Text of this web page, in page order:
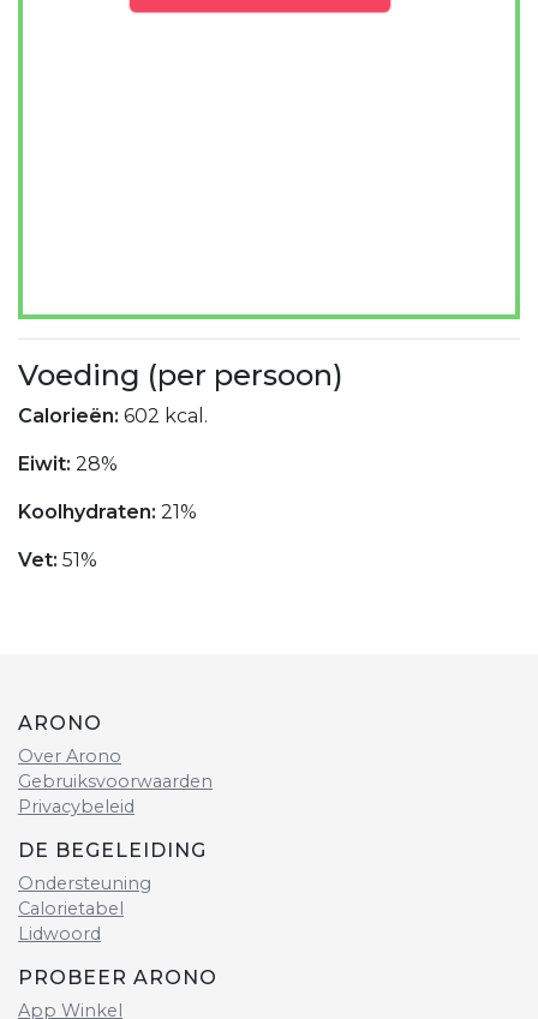
Voeding (per persoon)
Calorieën: 602 kcal.
Eiwit: 28%
Koolhydraten: 21%
Vet: 51%
ARONO
Over Arono
Gebruiksvoorwaarden
Privacybeleid
DE BEGELEIDING
Ondersteuning
Calorietabel
Lidwoord
PROBEER ARONO
App Winkel